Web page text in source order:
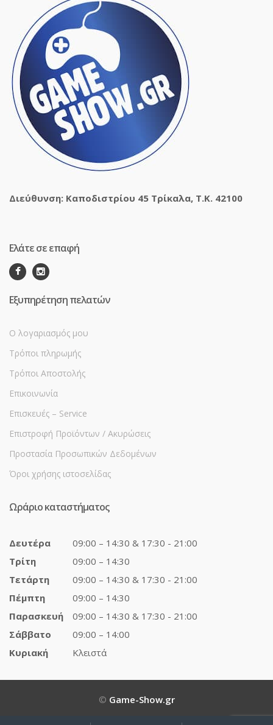
Διεύθυνση: Καποδιστρίου 45 Τρίκαλα, Τ.Κ. 42100
Ελάτε σε επαφή
Εξυπηρέτηση πελατών
Ο λογαριασμός μου
Τρόποι πληρωμής
Τρόποι Αποστολής
Επικοινωνία
Επισκευές – Service
Επιστροφή Προϊόντων / Ακυρώσεις
Προστασία Προσωπικών Δεδομένων
Όροι χρήσης ιστοσελίδας
Ωράριο καταστήματος
Δευτέρα
09:00 – 14:30 & 17:30 - 21:00
Τρίτη
09:00 – 14:30
Τετάρτη
09:00 – 14:30 & 17:30 - 21:00
Πέμπτη
09:00 – 14:30
Παρασκευή
09:00 – 14:30 & 17:30 - 21:00
Σάββατο
09:00 – 14:00
Κυριακή
Κλειστά
© Game-Show.gr